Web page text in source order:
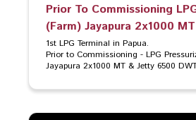
Prior To Commissioning
(Farm) Jayapura 2x1000
1st LPG Terminal in Papua.
Prior to Commissioning - LPG
Jayapura 2x1000 MT & Jetty 6500